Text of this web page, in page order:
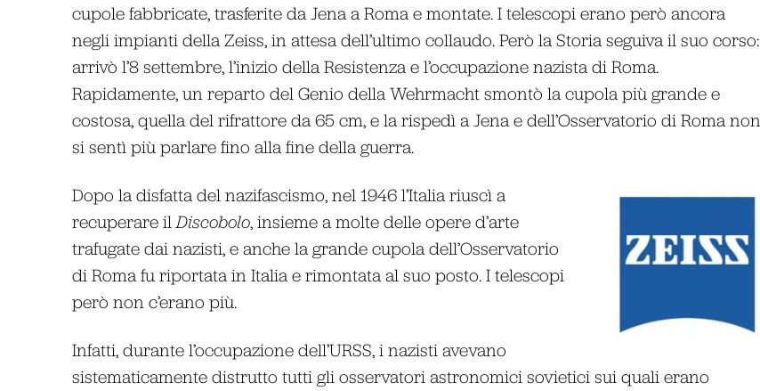
cupole fabbricate, trasferite da Jena a Roma e montate. I telescopi erano però ancora
negli impianti della Zeiss, in attesa dell’ultimo collaudo. Però la Storia seguiva il suo corso:
arrivò l’8 settembre, l’inizio della Resistenza e l’occupazione nazista di Roma.
Rapidamente, un reparto del Genio della Wehrmacht smontò la cupola più grande e
costosa, quella del rifrattore da 65 cm, e la rispedì a Jena e dell’Osservatorio di Roma non
si sentì più parlare fino alla fine della guerra.
Dopo la disfatta del nazifascismo, nel 1946 l’Italia riuscì a
recuperare il Discobolo, insieme a molte delle opere d’arte
trafugate dai nazisti, e anche la grande cupola dell’Osservatorio
di Roma fu riportata in Italia e rimontata al suo posto. I telescopi
però non c’erano più.
Infatti, durante l’occupazione dell’URSS, i nazisti avevano
sistematicamente distrutto tutti gli osservatori astronomici sovietici sui quali erano